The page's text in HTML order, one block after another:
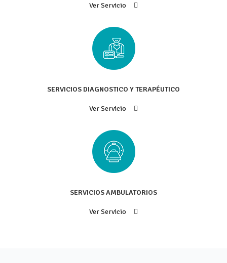
Ver Servicio
SERVICIOS DIAGNOSTICO Y TERAPÉUTICO
Ver Servicio
SERVICIOS AMBULATORIOS
Ver Servicio